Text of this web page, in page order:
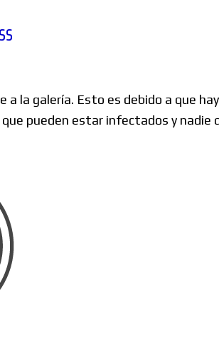
la galería. Esto es debido a que
pueden estar infectados y nadie